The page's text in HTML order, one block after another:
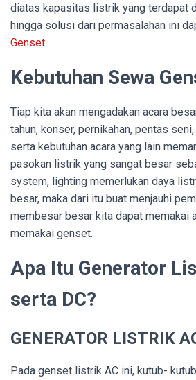
diatas kapasitas listrik yang terdapat
hingga solusi dari permasalahan ini
Genset.
Kebutuhan Sewa
Tiap kita akan mengadakan acara
tahun, konser, pernikahan, pentas
serta kebutuhan acara yang lain
pasokan listrik yang sangat besar
system, lighting memerlukan daya
besar, maka dari itu buat menjauhi
membesar besar kita dapat memakai
memakai genset.
Apa Itu Generator
serta DC?
GENERATOR LISTRIK
Pada genset listrik AC ini, kutub-